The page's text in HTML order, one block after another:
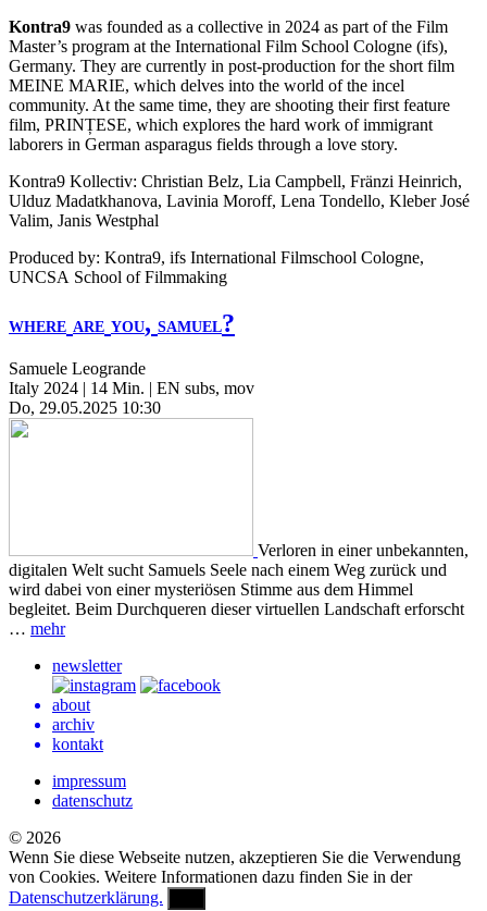
Kontra9 was founded as a collective in 2024 as part of the Film
Master’s program at the International Film School Cologne (ifs),
Germany. They are currently in post-production for the short film
MEINE MARIE, which delves into the world of the incel
community. At the same time, they are shooting their first feature
film, PRINȚESE, which explores the hard work of immigrant
laborers in German asparagus fields through a love story.
Kontra9 Kollectiv: Christian Belz, Lia Campbell, Fränzi Heinrich,
Ulduz Madatkhanova, Lavinia Moroff, Lena Tondello, Kleber José
Valim, Janis Westphal
Produced by: Kontra9, ifs International Filmschool Cologne,
UNCSA School of Filmmaking
WHERE ARE YOU, SAMUEL?
Samuele Leogrande
Italy 2024 | 14 Min. | EN subs, mov
Do, 29.05.2025 10:30
Verloren in einer unbekannten,
digitalen Welt sucht Samuels Seele nach einem Weg zurück und
wird dabei von einer mysteriösen Stimme aus dem Himmel
begleitet. Beim Durchqueren dieser virtuellen Landschaft erforscht
… mehr
newsletter
about
archiv
kontakt
impressum
datenschutz
© 2026
Wenn Sie diese Webseite nutzen, akzeptieren Sie die Verwendung
von Cookies. Weitere Informationen dazu finden Sie in der
Datenschutzerklärung.